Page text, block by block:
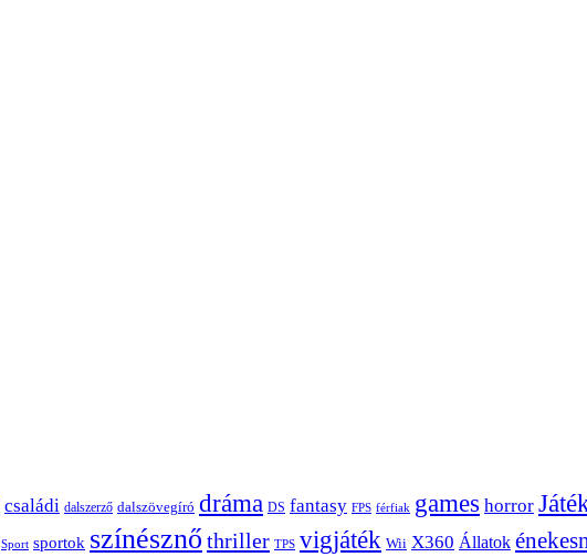
családi dalszerző dalszövegíró dráma DS fantasy FPS férfiak games horror
Sport sportok színésznő thriller TPS vigjáték Wii X360 Állatok